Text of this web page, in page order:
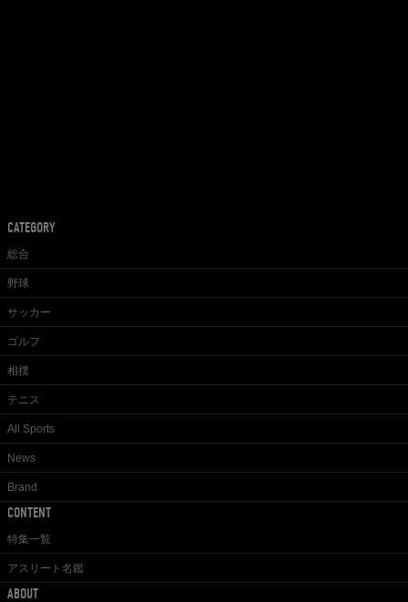
CATEGORY
総合
野球
サッカー
ゴルフ
相撲
テニス
All Sports
News
Brand
CONTENT
特集一覧
アスリート名鑑
ABOUT